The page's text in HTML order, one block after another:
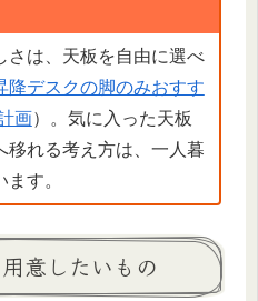
さは、天板を自由に選べ
降デスクの脚のみおすす
画）。気に入った天板
移れる考え方は、一人暮
す。
意したいもの